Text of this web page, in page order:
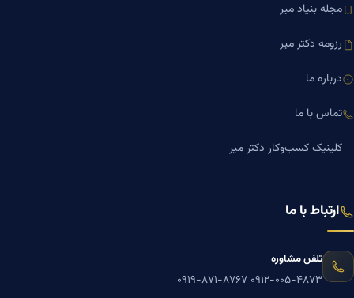
مجله بنیاد میر
رزومه دکتر میر
درباره ما
تماس با ما
کلینیک کسب‌وکار دکتر میر
ارتباط با ما
تلفن مشاوره
۰۹۱۲-۰۰۵-۴۸۷۳ ۰۹۱۹-۸۷۱-۸۷۶۷